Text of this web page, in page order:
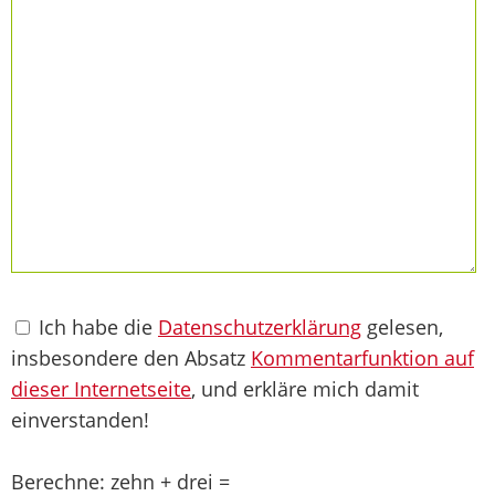
Ich habe die Datenschutzerklärung gelesen,
insbesondere den Absatz Kommentarfunktion auf
dieser Internetseite, und erkläre mich damit
einverstanden!
Berechne: zehn + drei =